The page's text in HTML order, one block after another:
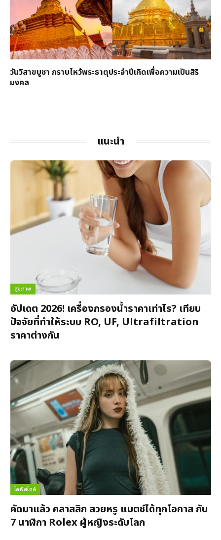
วันวิสาขบูชา กราบไหว้พระธาตุประจำปีเกิดเพื่อความเป็นสิริ
มงคล
แนะนำ
สุขภาพ
อัปเดต 2026! เครื่องกรองน้ำราคาเท่าไร? เทียบ
ปัจจัยที่ทำให้ระบบ RO, UF, Ultrafiltration
ราคาต่างกัน
ไลฟ์สไตล์
คัดมาแล้ว คลาสสิก สวยหรู แมตช์ได้ทุกโอกาส กับ
7 นาฬิกา Rolex ผู้หญิงระดับโลก